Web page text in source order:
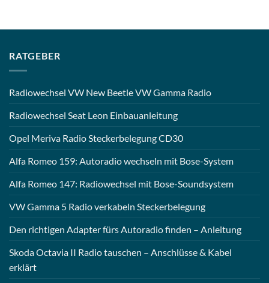
RATGEBER
Radiowechsel VW New Beetle VW Gamma Radio
Radiowechsel Seat Leon Einbauanleitung
Opel Meriva Radio Steckerbelegung CD30
Alfa Romeo 159: Autoradio wechseln mit Bose-System
Alfa Romeo 147: Radiowechsel mit Bose-Soundsystem
VW Gamma 5 Radio verkabeln Steckerbelegung
Den richtigen Adapter fürs Autoradio finden – Anleitung
Skoda Octavia II Radio tauschen – Anschlüsse & Kabel
erklärt